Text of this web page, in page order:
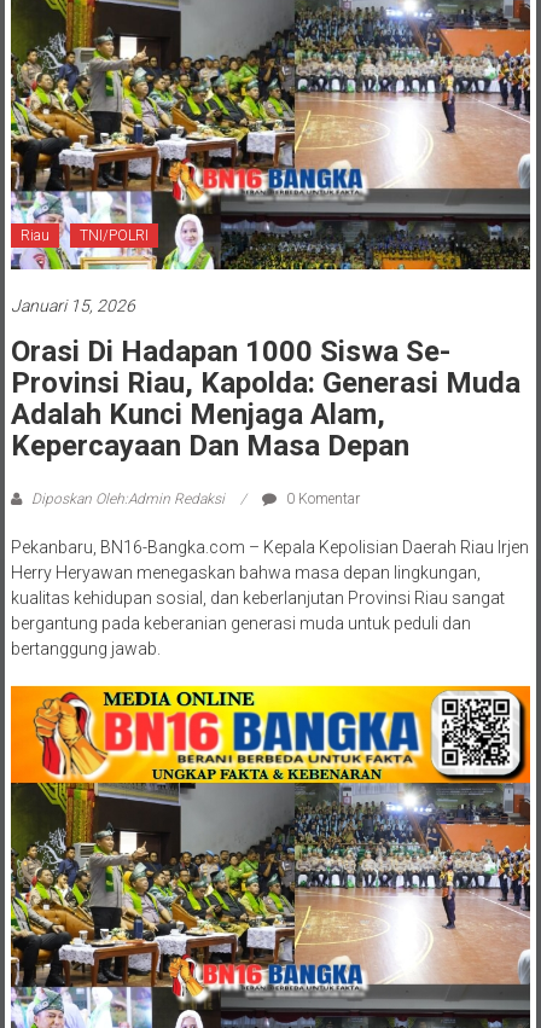
Riau TNI/POLRI
Januari 15, 2026
Orasi Di Hadapan 1000 Siswa Se-
Provinsi Riau, Kapolda: Generasi Muda
Adalah Kunci Menjaga Alam,
Kepercayaan Dan Masa Depan
Diposkan Oleh:Admin Redaksi 0 Komentar
Pekanbaru, BN16-Bangka.com – Kepala Kepolisian Daerah Riau Irjen
Herry Heryawan menegaskan bahwa masa depan lingkungan,
kualitas kehidupan sosial, dan keberlanjutan Provinsi Riau sangat
bergantung pada keberanian generasi muda untuk peduli dan
bertanggung jawab.